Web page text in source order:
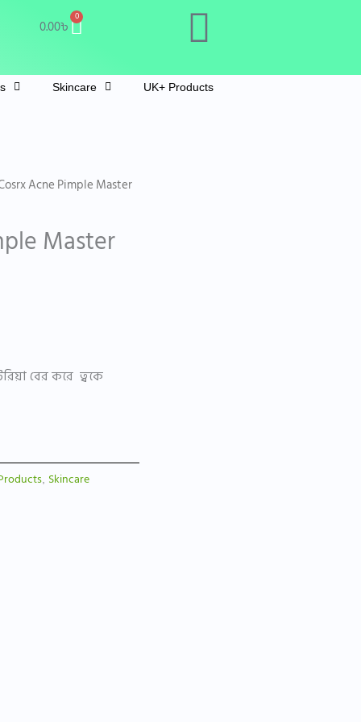
0.00৳
0
Cart
Skincare
UK+ Products
Acne Pimple Master
Master
.
বের করে ত্বকে
, Skincare